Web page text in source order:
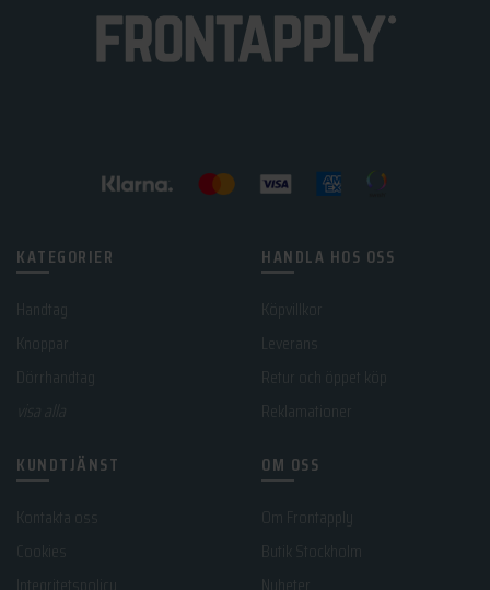
KATEGORIER
Handtag
Dörrhandtag
HANDLA HOS OSS
Retur och öppet köp
Reklamationer
KUNDTJÄNST
Kontakta oss
OM OSS
Om Frontapply
Butik Stockholm